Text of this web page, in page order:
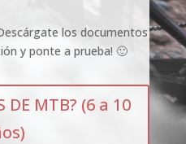
los documentos
y ponte a prueba! 🙂
DE MTB? (6 a 10